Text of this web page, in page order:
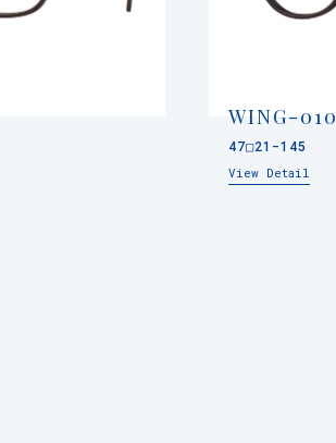
WING-010
47□21-145
View Detail